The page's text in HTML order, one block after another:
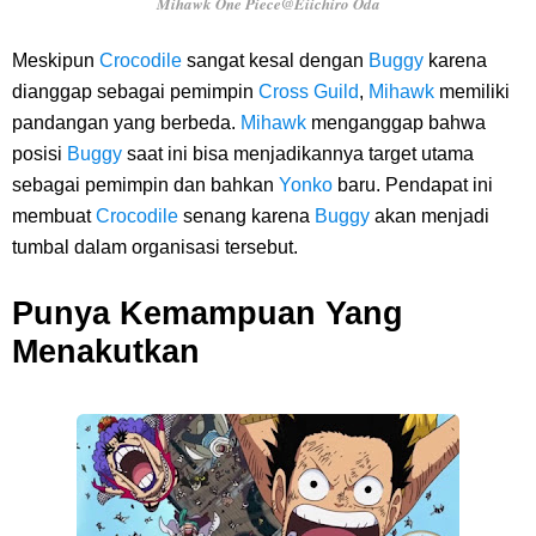
Meskipun Crocodile sangat kesal dengan Buggy karena
dianggap sebagai pemimpin Cross Guild, Mihawk memiliki
pandangan yang berbeda. Mihawk menganggap bahwa
posisi Buggy saat ini bisa menjadikannya target utama
sebagai pemimpin dan bahkan Yonko baru. Pendapat ini
membuatCrocodile senang karena Buggy akan menjadi
tumbal dalam organisasi tersebut.
Punya Kemampuan Yang
Menakutkan